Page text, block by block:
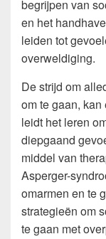
begrijpen van
en het
leiden tot
overweldiging.
De strijd om
om te gaan,
leidt het leren
diepgaand
middel van
Asperger-
omarmen en te
strategieën om
te gaan met